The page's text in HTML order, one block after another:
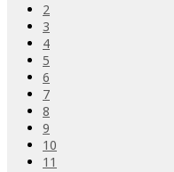
2
3
4
5
6
7
8
9
10
11